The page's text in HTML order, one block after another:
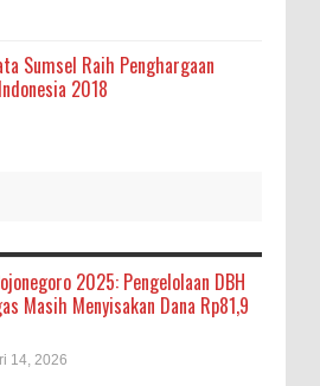
Sumsel Raih Penghargaan
2018
2025: Pengelolaan DBH
Masih Menyisakan Dana Rp81,9
14, 2026